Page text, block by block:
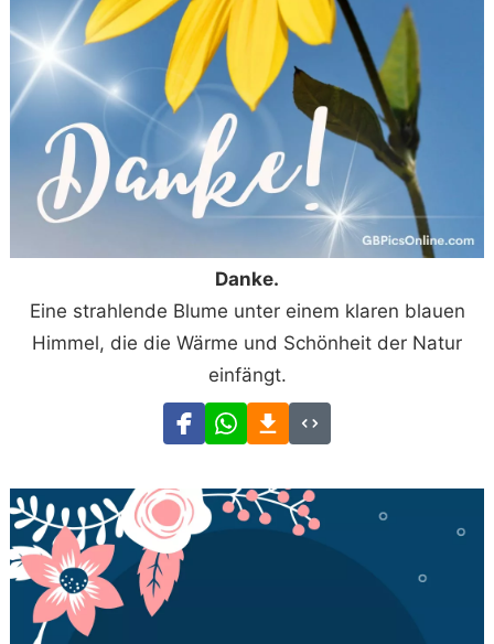
Danke.
Eine strahlende Blume unter einem klaren blauen
Himmel, die die Wärme und Schönheit der Natur
einfängt.